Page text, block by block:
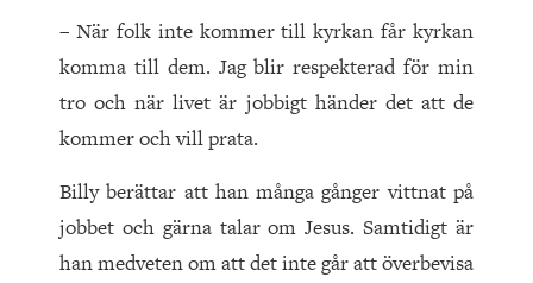
– När folk inte kommer till kyrkan får kyrkan
komma till dem. Jag blir respekterad för min
tro och när livet är jobbigt händer det att de
kommer och vill prata.
Billy berättar att han många gånger vittnat på
jobbet och gärna talar om Jesus. Samtidigt är
han medveten om att det inte går att överbevisa